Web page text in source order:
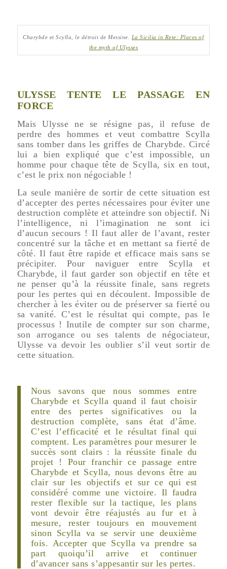
Charybde et Scylla, le détroit de Messine. La Sicilia in Rete: Places of
the myth of Ulysses
ULYSSE TENTE LE PASSAGE EN
FORCE
Mais Ulysse ne se résigne pas, il refuse de
perdre des hommes et veut combattre Scylla
sans tomber dans les griffes de Charybde. Circé
lui a bien expliqué que c’est impossible, un
homme pour chaque tête de Scylla, six en tout,
c’est le prix non négociable !
La seule manière de sortir de cette situation est
d’accepter des pertes nécessaires pour éviter une
destruction complète et atteindre son objectif. Ni
l’intelligence, ni l’imagination ne sont ici
d’aucun secours ! Il faut aller de l’avant, rester
concentré sur la tâche et en mettant sa fierté de
côté. Il faut être rapide et efficace mais sans se
précipiter. Pour naviguer entre Scylla et
Charybde, il faut garder son objectif en tête et
ne penser qu’à la réussite finale, sans regrets
pour les pertes qui en découlent. Impossible de
chercher à les éviter ou de préserver sa fierté ou
sa vanité. C’est le résultat qui compte, pas le
processus ! Inutile de compter sur son charme,
son arrogance ou ses talents de négociateur,
Ulysse va devoir les oublier s’il veut sortir de
cette situation.
Nous savons que nous sommes entre
Charybde et Scylla quand il faut choisir
entre des pertes significatives ou la
destruction complète, sans état d’âme.
C’est l’efficacité et le résultat final qui
comptent. Les paramètres pour mesurer le
succès sont clairs : la réussite finale du
projet ! Pour franchir ce passage entre
Charybde et Scylla, nous devons être au
clair sur les objectifs et sur ce qui est
considéré comme une victoire. Il faudra
rester flexible sur la tactique, les plans
vont devoir être réajustés au fur et à
mesure, rester toujours en mouvement
sinon Scylla va se servir une deuxième
fois. Accepter que Scylla va prendre sa
part quoiqu’il arrive et continuer
d’avancer sans s’appesantir sur les pertes.